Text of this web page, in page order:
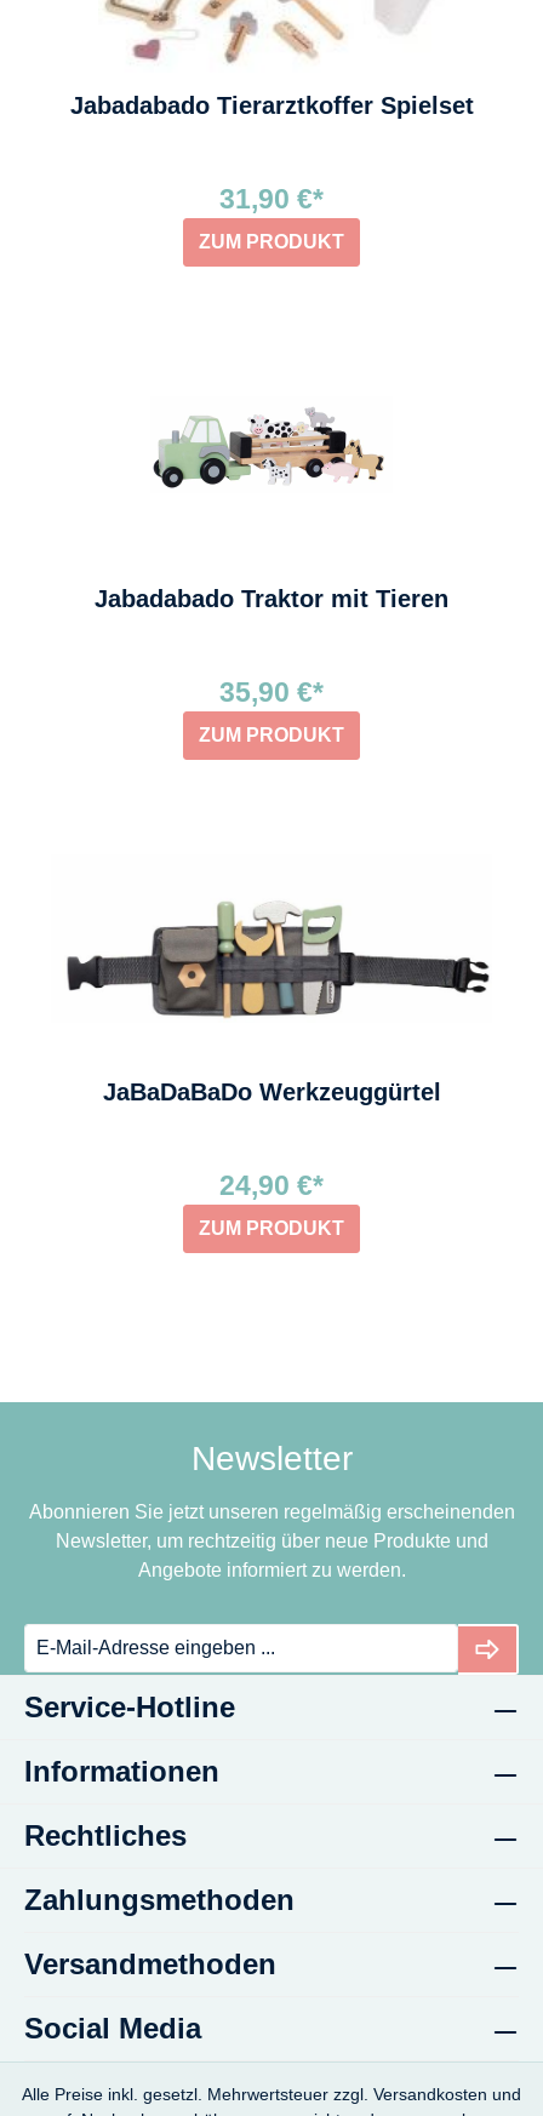
Jabadabado Tierarztkoffer Spielset
31,90 €*
ZUM PRODUKT
Jabadabado Traktor mit Tieren
35,90 €*
ZUM PRODUKT
JaBaDaBaDo Werkzeuggürtel
24,90 €*
ZUM PRODUKT
Newsletter
Abonnieren Sie jetzt unseren regelmäßig erscheinenden
Newsletter, um rechtzeitig über neue Produkte und
Angebote informiert zu werden.
Service-Hotline
Informationen
Rechtliches
Zahlungsmethoden
Versandmethoden
Social Media
Alle Preise inkl. gesetzl. Mehrwertsteuer zzgl. Versandkosten und